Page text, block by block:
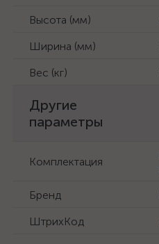
Высота (мм)
Ширина (мм)
Вес (кг)
Другие
параметры
Комплектация
Бренд
ШтрихКод